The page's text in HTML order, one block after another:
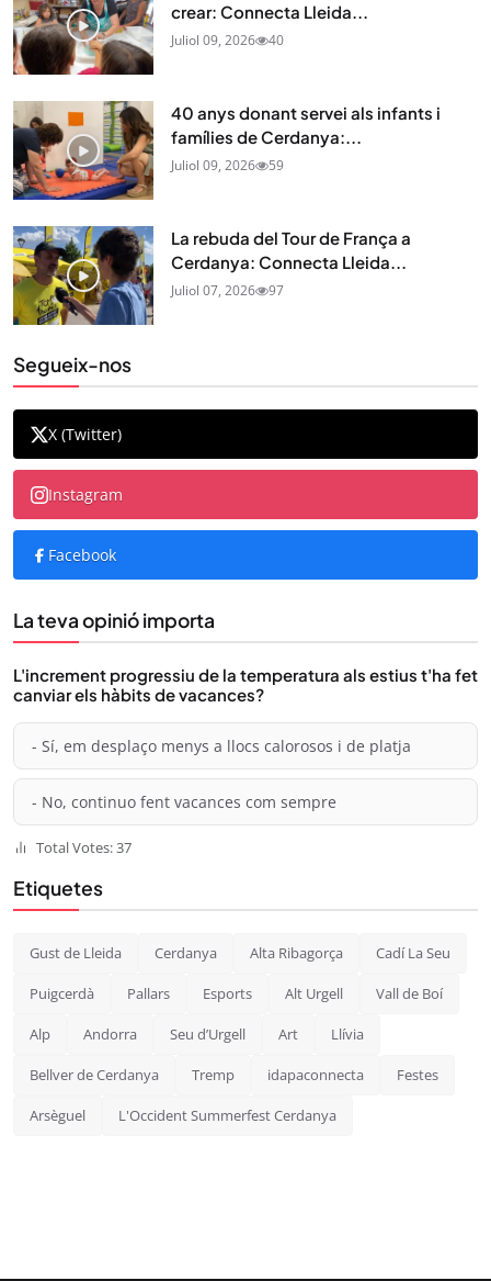
crear: Connecta Lleida...
Juliol 09, 2026 40
40 anys donant servei als infants i
famílies de Cerdanya:...
Juliol 09, 2026 59
La rebuda del Tour de França a
Cerdanya: Connecta Lleida...
Juliol 07, 2026 97
Segueix-nos
X (Twitter)
Instagram
Facebook
La teva opinió importa
L'increment progressiu de la temperatura als estius t'ha fet
canviar els hàbits de vacances?
- Sí, em desplaço menys a llocs calorosos i de platja
- No, continuo fent vacances com sempre
Total Votes: 37
Etiquetes
Gust de Lleida Cerdanya Alta Ribagorça Cadí La Seu
Puigcerdà Pallars Esports Alt Urgell Vall de Boí
Alp Andorra Seu d’Urgell Art Llívia
Bellver de Cerdanya Tremp idapaconnecta Festes
Arsèguel L'Occident Summerfest Cerdanya